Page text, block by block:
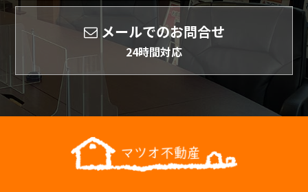
メールでのお問合せ
24時間対応